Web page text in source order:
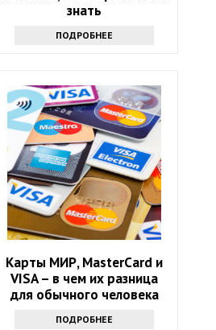
знать
ПОДРОБНЕЕ
Карты МИР, MasterCard и
VISA – в чем их разница
для обычного человека
ПОДРОБНЕЕ